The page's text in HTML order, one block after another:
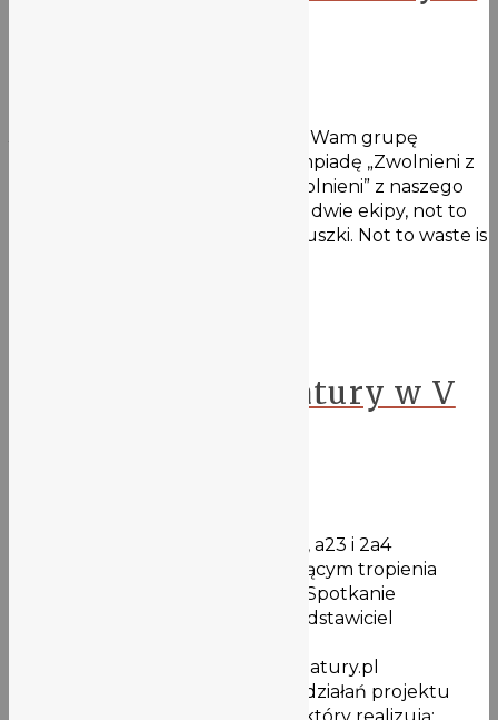
Jakiś czas temu przedstawialiśmy Wam grupę
zespołów zaangażowanych w olimpiadę „Zwolnieni z
teorii”. To jeszcze nie wszyscy „Zwolnieni” z naszego
Przedstawiamy kolejne dwie ekipy, not to
waste is in a good taste oraz Ekoduszki. Not to waste is
Wojownicy Klawiatury w V
W czwartek klasy humanistyczne, a23 i 2a4
uczestniczyły w wykładzie dotyczącym tropienia
fałszywych informacji w mediach. Spotkanie
poprowadził p. Filip Szarecki, przedstawiciel
Klawiatury https://wojownicyklawiatury.pl
Wydarzenie odbyło się w ramach działań projektu